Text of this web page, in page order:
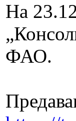
На
ФАО.